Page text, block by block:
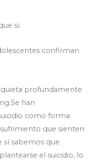
sí.
confirman
profundamente
han
como forma
que sienten
sí sabemos que
el suicidio, lo